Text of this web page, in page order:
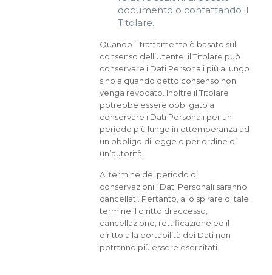
documento o contattando il
Titolare.
Quando il trattamento è basato sul
consenso dell’Utente, il Titolare può
conservare i Dati Personali più a lungo
sino a quando detto consenso non
venga revocato. Inoltre il Titolare
potrebbe essere obbligato a
conservare i Dati Personali per un
periodo più lungo in ottemperanza ad
un obbligo di legge o per ordine di
un’autorità.
Al termine del periodo di
conservazioni i Dati Personali saranno
cancellati. Pertanto, allo spirare di tale
termine il diritto di accesso,
cancellazione, rettificazione ed il
diritto alla portabilità dei Dati non
potranno più essere esercitati.